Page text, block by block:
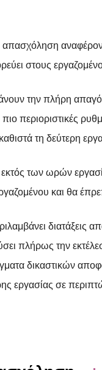
απασχόληση
στους
την πλήρη
περιοριστικές
τη δεύτερη
των ωρών
και θα
διατάξεις
πλήρως την
δικαστικών
εργασίας σε